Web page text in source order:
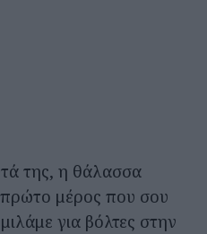
της, η θάλασσα
πρώτο μέρος που σου
για βόλτες στην